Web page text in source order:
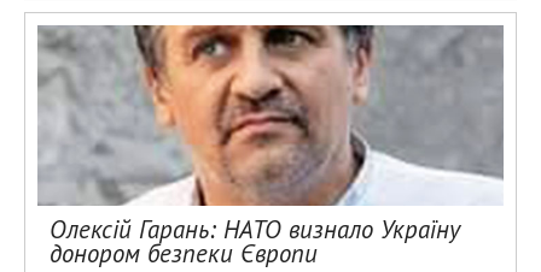
Олексій Гарань: НАТО визнало Україну
донором безпеки Європи